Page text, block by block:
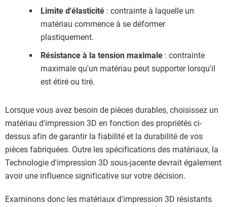
Limite d'élasticité : contrainte à laquelle un
matériau commence à se déformer
plastiquement.
Résistance à la tension maximale : contrainte
maximale qu'un matériau peut supporter lorsqu'il
est étiré ou tiré.
Lorsque vous avez besoin de pièces durables, choisissez un
matériau d'impression 3D en fonction des propriétés ci-
dessus afin de garantir la fiabilité et la durabilité de vos
pièces fabriquées. Outre les spécifications des matériaux, la
Technologie d'impression 3D sous-jacente devrait également
avoir une influence significative sur votre décision.
Examinons donc les matériaux d'impression 3D résistants